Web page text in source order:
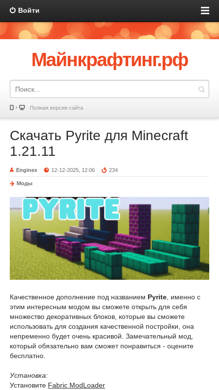
Войти
Майнкрафтинг.рф
Полная версия сайта
Скачать Pyrite для Minecraft
1.21.11
Enginex 12-12-2025, 12:06 234
Моды
Качественное дополнение под названием Pyrite , именно с
этим интересным модом вы сможете открыть для себя
множество декоративных блоков, которые вы сможете
использовать для создания качественной постройки, она
непременно будет очень красивой. Замечательный мод,
который обязательно вам сможет понравиться - оцените
бесплатно.
Установка:
Установите Fabric ModLoader